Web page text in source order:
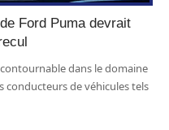
Ford Puma devrait
dans le domaine
de véhicules tels